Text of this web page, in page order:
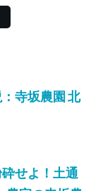
寺坂農園 北
せよ！土通